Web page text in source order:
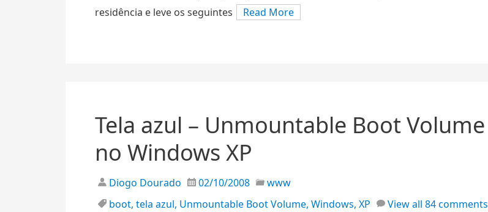
residência e leve os seguintes
Read More
Tela azul – Unmountable Boot Volume
no Windows XP
Diogo Dourado 02/10/2008
www
boot, tela azul, Unmountable Boot Volume, Windows, XP View all 84 comments